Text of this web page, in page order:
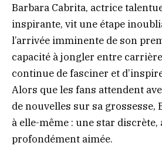
Barbara Cabrita, actrice
inspirante, vit une étape
l’arrivée imminente de son
capacité à jongler entre
continue de fasciner et
Alors que les fans attendent
de nouvelles sur sa grossesse,
à elle-même : une star
profondément aimée.